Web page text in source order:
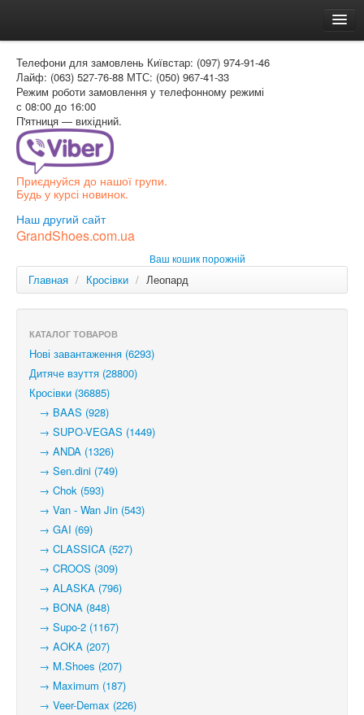
Доставка и оплата
Как заказать
Контакти
Таблиця розмірів
Вхід для покупця
РОС
Телефони для замовлень Київстар: (097) 974-91-46
Лайф: (063) 527-76-88 МТС: (050) 967-41-33
Режим роботи замовлення у телефонному режимі
с 08:00 до 16:00
П'ятниця — вихідний.
Приєднуйся до нашої групи.
Будь у курсі новинок.
Наш другий сайт
GrandShoes.com.ua
Ваш кошик порожній
Главная / Кросівки / Леопард
КАТАЛОГ ТОВАРОВ
Нові завантаження (6293)
Дитяче взуття (28800)
Кросівки (36885)
→ BAAS (928)
→ SUPO-VEGAS (1449)
→ ANDA (1326)
→ Sen.dini (749)
→ Chok (593)
→ Van - Wan Jin (543)
→ GAI (69)
→ CLASSICA (527)
→ CROOS (309)
→ ALASKA (796)
→ BONA (848)
→ Supo-2 (1167)
→ AOKA (207)
→ M.Shoes (207)
→ Maximum (187)
→ Veer-Demax (226)